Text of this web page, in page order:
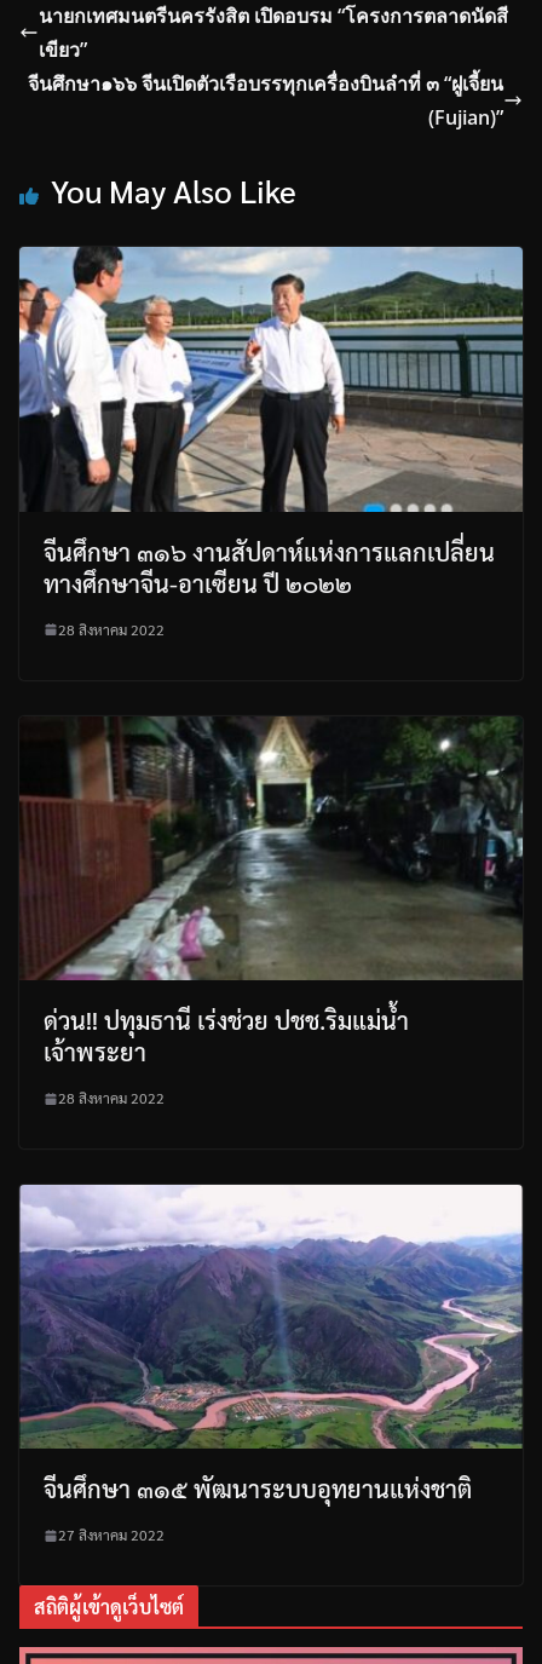
นายกเทศมนตรีนครรังสิต เปิดอบรม “โครงการตลาดนัดสี
เขียว”
จีนศึกษา๑๖๖ จีนเปิดตัวเรือบรรทุกเครื่องบินลำที่ ๓ “ฝูเจี้ยน
(Fujian)”
You May Also Like
จีนศึกษา ๓๑๖ งานสัปดาห์แห่งการแลกเปลี่ยน
ทางศึกษาจีน-อาเซียน ปี ๒๐๒๒
28 สิงหาคม 2022
ด่วน!! ปทุมธานี เร่งช่วย ปชช.ริมแม่น้ำ
เจ้าพระยา
28 สิงหาคม 2022
จีนศึกษา ๓๑๕ พัฒนาระบบอุทยานแห่งชาติ
27 สิงหาคม 2022
สถิติผู้เข้าดูเว็บไซต์